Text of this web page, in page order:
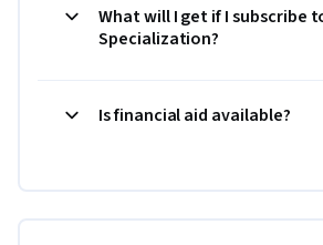
What will I get if I subscribe
Specialization?
Is financial aid available?